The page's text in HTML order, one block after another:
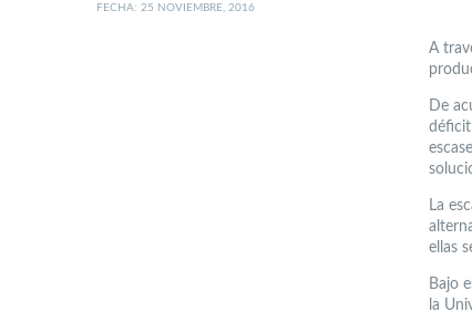
FECHA: 25 NOVIEMBRE, 2016
A
De
La
ellas
Bajo
la